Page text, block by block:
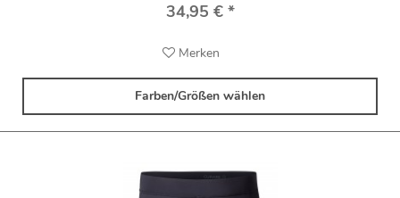
34,95 € *
Merken
Farben/Größen wählen